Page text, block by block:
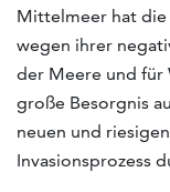
Mittelmeer hat
wegen ihrer
der Meere und für
große Besorgnis
neuen und
Invasionsprozess